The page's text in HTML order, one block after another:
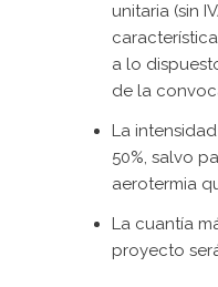
unitaria (sin
a lo
de la
La
50%, salvo
aerotermia
La cuantía
proyecto